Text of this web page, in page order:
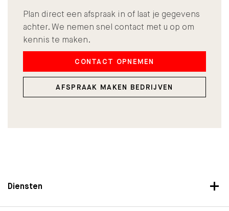
Plan direct een afspraak in of laat je gegevens
achter. We nemen snel contact met u op om
kennis te maken.
CONTACT OPNEMEN
AFSPRAAK MAKEN BEDRIJVEN
Diensten